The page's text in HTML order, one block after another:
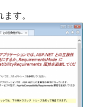
す。